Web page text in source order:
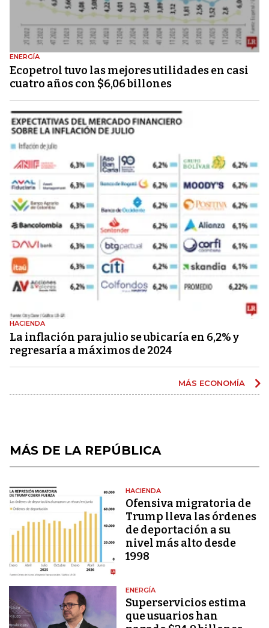
ENERGÍA
Ecopetrol tuvo las mejores utilidades en casi
cuatro años con $6,06 billones
HACIENDA
La inflación para julio se ubicaría en 6,2% y
regresaría a máximos de 2024
MÁS ECONOMÍA
MÁS DE LA REPÚBLICA
HACIENDA
Ofensiva migratoria de
Trump lleva las órdenes
de deportación a su
nivel más alto desde
1998
ENERGÍA
Superservicios estima
que usuarios han